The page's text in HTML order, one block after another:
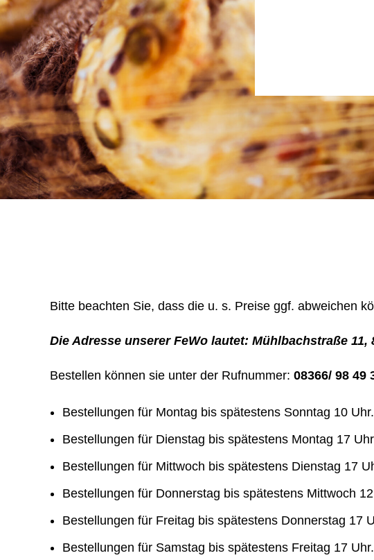
Bitte beachten Sie, dass die u. s. Preise ggf. abweichen
Die Adresse unserer FeWo lautet: Mühlbachstraße
Bestellen können sie unter der Rufnummer: 08366/ 98 49
Bestellungen für Montag bis spätestens Sonntag 10 Uhr.
Bestellungen für Dienstag bis spätestens Montag 17
Bestellungen für Mittwoch bis spätestens Dienstag 17
Bestellungen für Donnerstag bis spätestens Mittwoch
Bestellungen für Freitag bis spätestens Donnerstag 17
Bestellungen für Samstag bis spätestens Freitag 17 Uhr.